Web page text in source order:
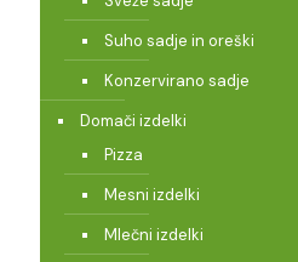
Suho sadje in oreški
Konzervirano sadje
Domači izdelki
Pizza
Mesni izdelki
Mlečni izdelki